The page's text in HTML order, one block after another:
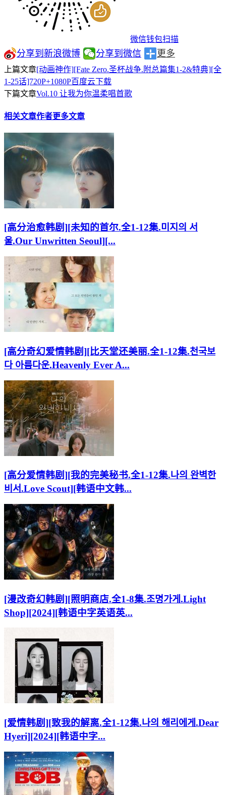
微信钱包扫描
分享到新浪微博 分享到微信 更多
上篇文章[动画神作][Fate Zero.圣杯战争.附总篇集1-2&特典][全
1-25话]720P+1080P百度云下载
下篇文章Vol.10 让我为你温柔唱首歌
相关文章作者更多文章
[高分治愈韩剧][未知的首尔.全1-12集.미지의 서
울.Our Unwritten Seoul][...
[高分奇幻爱情韩剧][比天堂还美丽.全1-12集.천국보
다 아름다운.Heavenly Ever A...
[高分爱情韩剧][我的完美秘书.全1-12集.나의 완벽한
비서.Love Scout][韩语中文韩...
[漫改奇幻韩剧][照明商店.全1-8集.조명가게.Light
Shop][2024][韩语中字英语英...
[爱情韩剧][致我的解离.全1-12集.나의 해리에게.Dear
Hyeri][2024][韩语中字...